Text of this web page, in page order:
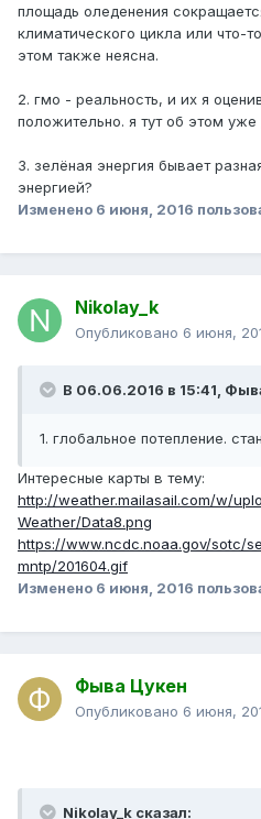
площадь оледенения
климатического цикла или что-
этом также неясна.
2. гмо - реальность, и их я
положительно. я тут об этом
3. зелёная энергия бывает
энергией?
Изменено 6 июня, 2016
Nikolay_k
Опубликовано 6 июня,
В 06.06.2016 в 15:41,
1. глобальное потепление.
Интересные карты в тему:
http://weather.mailasail.com/w/
Weather/Data8.png
https://www.ncdc.noaa.gov/sotc/
mntp/201604.gif
Изменено 6 июня, 2016
Фыва Цукен
Опубликовано 6 июня,
Nikolay_k сказал: